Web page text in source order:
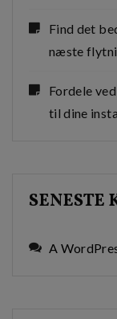
Find det
næste
Fordele
til dine
A